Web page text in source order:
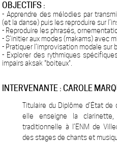
OBJECTIFS :
- Apprendre des mélodies par
(et la danse) puis les reproduire sur
- Reproduire les phrasés,
-S’initier aux modes (makams) avec
- Pratiquer l’improvisation modale sur
- Explorer des rythmiques
impairs aksak "boiteux".
INTERVENANTE : CAROLE
Titulaire du Diplôme d’État
elle enseigne la
traditionnelle à l’ENM de
des stages de chants et